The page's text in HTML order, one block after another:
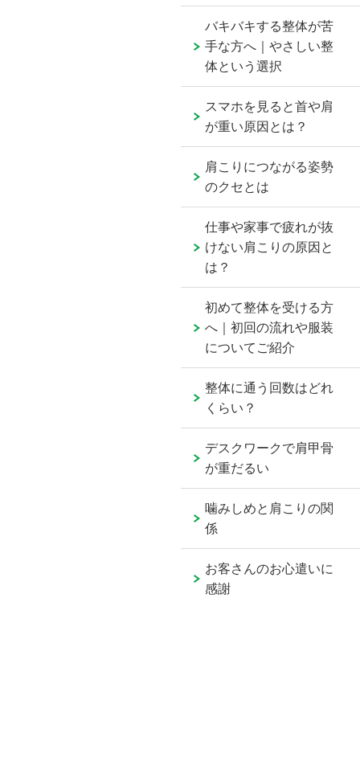
バキバキする整体が苦
手な方へ｜やさしい整
体という選択
スマホを見ると首や肩
が重い原因とは？
肩こりにつながる姿勢
のクセとは
仕事や家事で疲れが抜
けない肩こりの原因と
は？
初めて整体を受ける方
へ｜初回の流れや服装
についてご紹介
整体に通う回数はどれ
くらい？
デスクワークで肩甲骨
が重だるい
噛みしめと肩こりの関
係
お客さんのお心遣いに
感謝